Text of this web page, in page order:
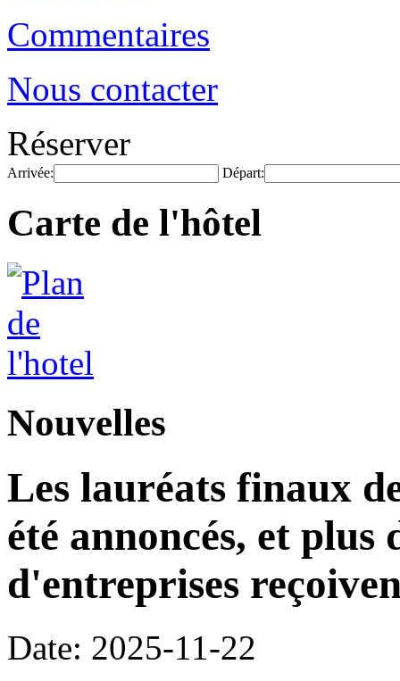
Commentaires
Nous contacter
Réserver
Arrivée: Départ:
Carte de l'hôtel
Nouvelles
Les lauréats finaux
été annoncés, et
d'entreprises
Date: 2025-11-22